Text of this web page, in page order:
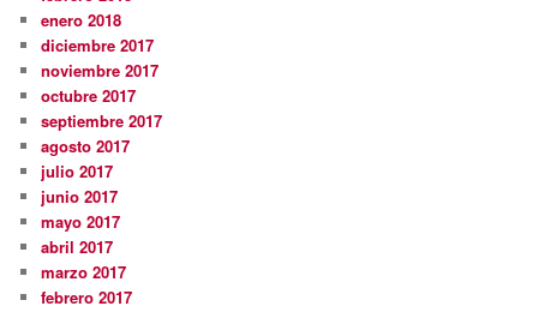
enero 2018
diciembre 2017
noviembre 2017
octubre 2017
septiembre 2017
agosto 2017
julio 2017
junio 2017
mayo 2017
abril 2017
marzo 2017
febrero 2017